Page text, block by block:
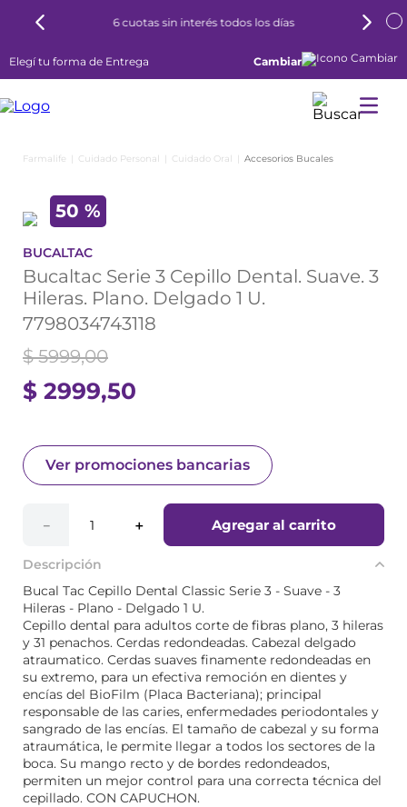
6 cuotas sin interés todos los días
Elegí tu forma de Entrega Cambiar
Cuidado Personal Cuidado Oral Accesorios Bucales
50 %
BUCALTAC
Bucaltac Serie 3 Cepillo Dental. Suave. 3
Hileras. Plano. Delgado 1 U.
7798034743118
$ 2999,50
$ 5999,00
Ver promociones bancarias
＋
－ Agregar al carrito
Descripción
Bucal Tac Cepillo Dental Classic Serie 3 - Suave - 3
Hileras - Plano - Delgado 1 U.
Cepillo dental para adultos corte de fibras plano, 3 hileras
y 31 penachos. Cerdas redondeadas. Cabezal delgado
atraumatico. Cerdas suaves finamente redondeadas en
su extremo, para un efectiva remoción en dientes y
encías del BioFilm (Placa Bacteriana); principal
responsable de las caries, enfermedades periodontales y
sangrado de las encías. El tamaño de cabezal y su forma
atraumática, le permite llegar a todos los sectores de la
boca. Su mango recto y de bordes redondeados,
permiten un mejor control para una correcta técnica del
cepillado. CON CAPUCHON.